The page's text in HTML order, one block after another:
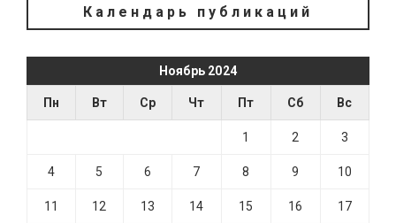
Календарь публикаций
Ноябрь 2024
Пн Вт Ср Чт Пт Сб Вс
1 2 3
4 5 6 7 8 9 10
11 12 13 14 15 16 17